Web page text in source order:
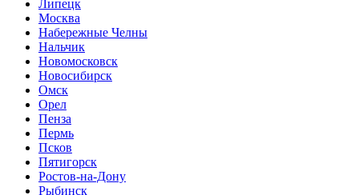
Липецк
Москва
Набережные Челны
Нальчик
Новомосковск
Новосибирск
Омск
Орел
Пенза
Пермь
Псков
Пятигорск
Ростов-на-Дону
Рыбинск